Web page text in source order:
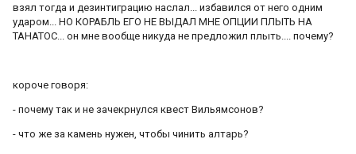
взял тогда и дезинтиграцию наслал... избавился от него одним
ударом... НО КОРАБЛЬ ЕГО НЕ ВЫДАЛ МНЕ ОПЦИИ ПЛЫТЬ НА
ТАНАТОС... он мне вообще никуда не предложил плыть.... почему?
короче говоря:
- почему так и не зачекрнулся квест Вильямсонов?
- что же за камень нужен, чтобы чинить алтарь?